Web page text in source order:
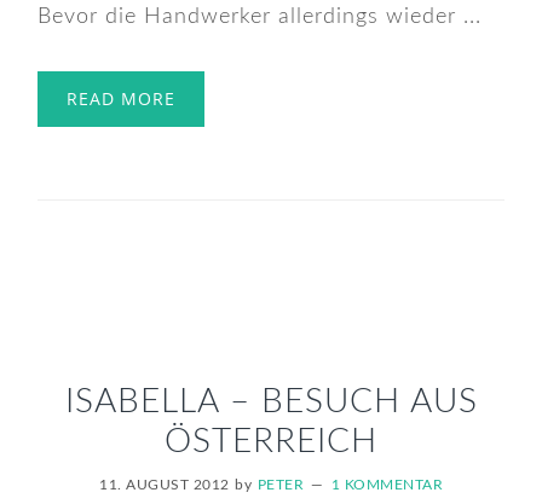
Bevor die Handwerker allerdings wieder ...
READ MORE
ISABELLA – BESUCH AUS
ÖSTERREICH
11. AUGUST 2012 by PETER 1 KOMMENTAR